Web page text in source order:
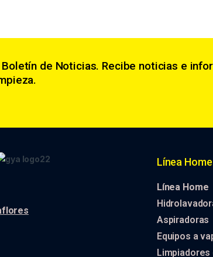
de Noticias. Recibe noticias e
Línea Home
Línea Home
Aspiradoras
Equipos a